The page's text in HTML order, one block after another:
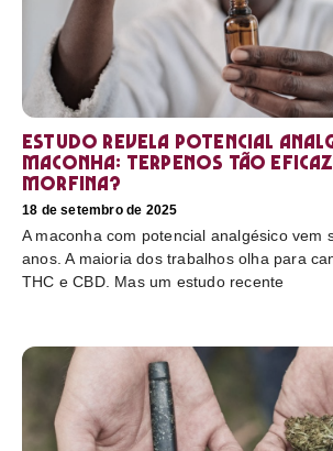
Estudo revela potencial
maconha: terpenos tão
morfina?
18 de setembro de 2025
A maconha com potencial analgésico vem
anos. A maioria dos trabalhos olha para
THC e CBD. Mas um estudo recente